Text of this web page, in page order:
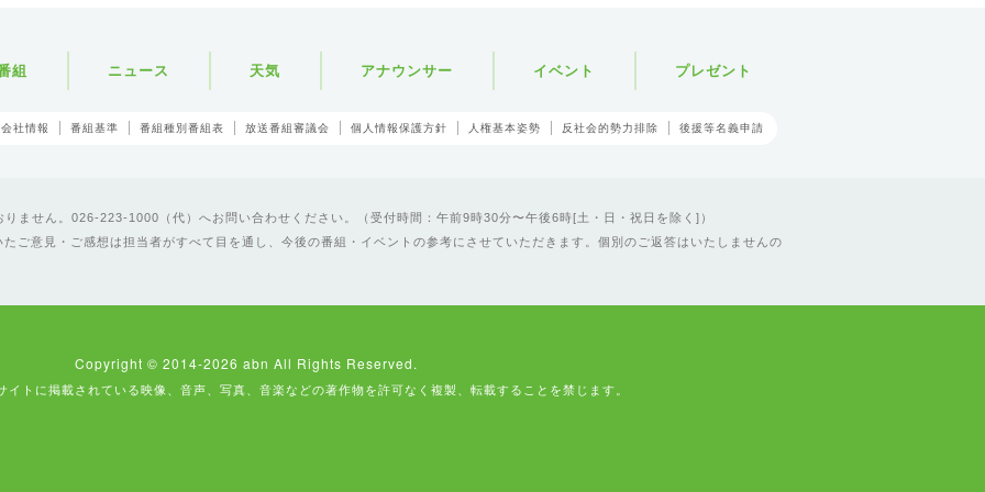
組 ニュース 天気 アナウンサー イベント プレゼント
会社情報 番組基準 番組種別番組表 放送番組審議会 個人情報保護方針 人権基本姿勢 反社会的勢力排除 後援等名義申請
ません。026-223-1000（代）へお問い合わせください。（受付時間：午前9時30分〜午後6時[土・日・祝日を除く]）
たご意見・ご感想は担当者がすべて目を通し、今後の番組・イベントの参考にさせていただきます。個別のご返答はいたしませんの
Copyright © 2014-2026 abn All Rights Reserved.
イトに掲載されている映像、音声、写真、音楽などの著作物を許可なく複製、転載することを禁じます。